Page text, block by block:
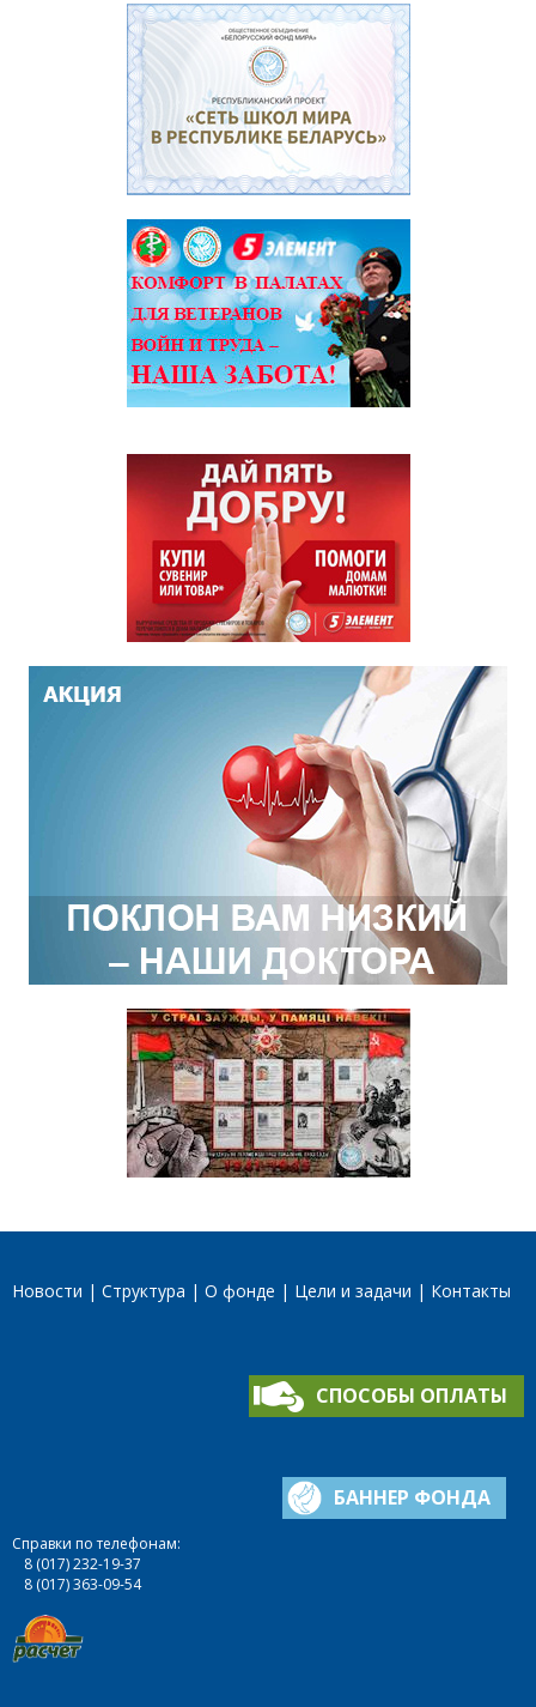
Новости Структура О фонде Цели и задачи Контакты
СПОСОБЫ ОПЛАТЫ
БАННЕР ФОНДА
Справки по телефонам:
8 (017) 232-19-37
8 (017) 363-09-54